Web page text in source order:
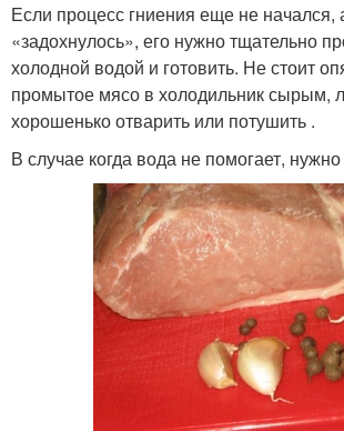
Если процесс гниения еще не начался,
«задохнулось», его нужно тщательно
холодной водой и готовить. Не стоит
промытое мясо в холодильник сырым,
хорошенько отварить или потушить .
В случае когда вода не помогает,